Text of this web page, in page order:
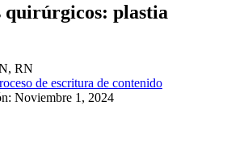
quirúrgicos: plastia
RN
de escritura de contenido
Noviembre 1, 2024